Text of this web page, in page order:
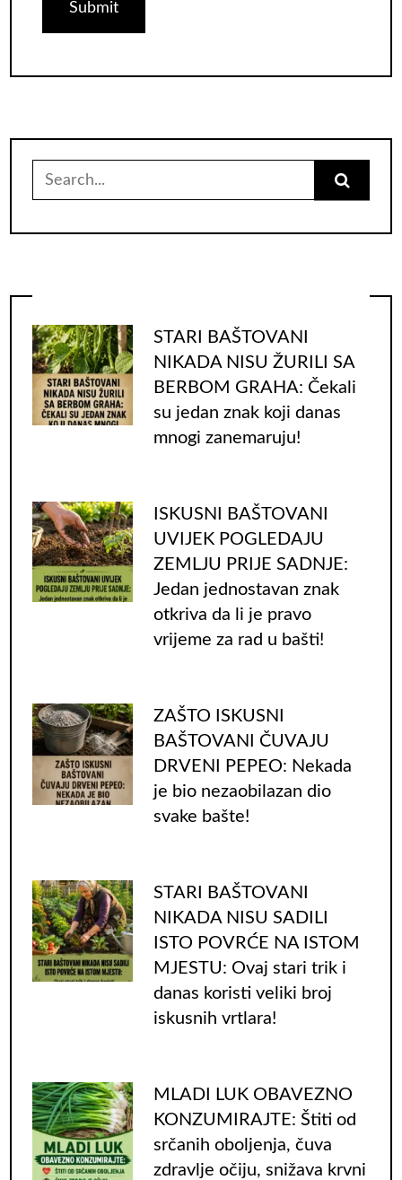
Search
STARI BAŠTOVANI
NIKADA NISU ŽURILI SA
BERBOM GRAHA: Čekali
su jedan znak koji danas
mnogi zanemaruju!
ISKUSNI BAŠTOVANI
UVIJEK POGLEDAJU
ZEMLJU PRIJE SADNJE:
Jedan jednostavan znak
otkriva da li je pravo
vrijeme za rad u bašti!
ZAŠTO ISKUSNI
BAŠTOVANI ČUVAJU
DRVENI PEPEO: Nekada
je bio nezaobilazan dio
svake bašte!
STARI BAŠTOVANI
NIKADA NISU SADILI
ISTO POVRĆE NA ISTOM
MJESTU: Ovaj stari trik i
danas koristi veliki broj
iskusnih vrtlara!
MLADI LUK OBAVEZNO
KONZUMIRAJTE: Štiti od
srčanih oboljenja, čuva
zdravlje očiju, snižava krvni